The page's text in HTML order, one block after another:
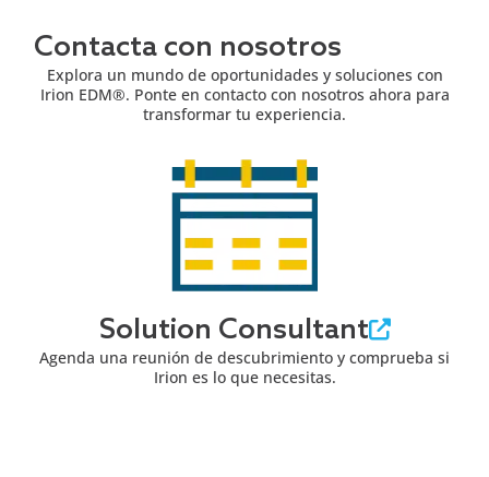
Contacta con nosotros
Explora un mundo de oportunidades y soluciones con
Irion EDM®. Ponte en contacto con nosotros ahora para
transformar tu experiencia.
Solution Consultant
Agenda una reunión de descubrimiento y comprueba si
Irion es lo que necesitas.